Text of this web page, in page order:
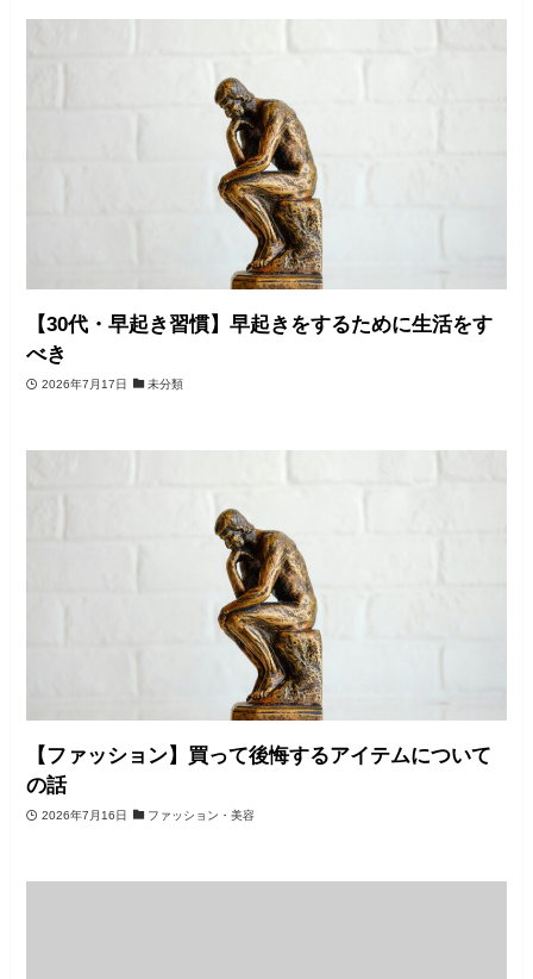
【30代・早起き習慣】早起きをするために生活をす
べき
2026年7月17日 未分類
【ファッション】買って後悔するアイテムについて
の話
2026年7月16日 ファッション・美容